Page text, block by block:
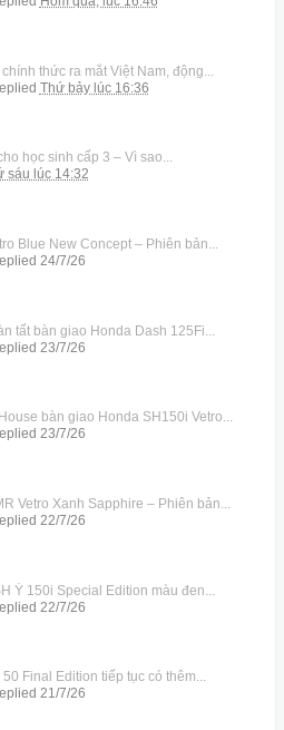
thức ra mắt Việt Nam, động...
Thứ bảy lúc 16:36
học sinh cấp 3 – Vì sao...
sáu lúc 14:32
Blue New Concept – Phiên bản...
24/7/26
tất bàn giao Honda Dash 125Fi...
23/7/26
bàn giao Honda SH150i Vetro...
23/7/26
Vetro Xanh Sapphire – Phiên bản...
22/7/26
Ý 150i Special Edition màu đen...
22/7/26
Final Edition tiếp tục có thêm...
21/7/26